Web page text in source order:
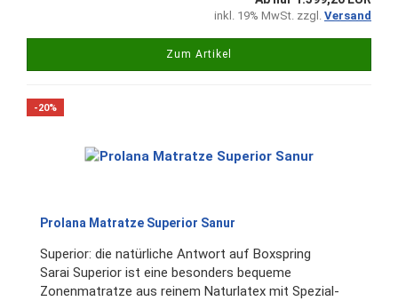
inkl. 19% MwSt. zzgl. Versand
Zum Artikel
-20%
Prolana Matratze Superior Sanur
Superior: die natürliche Antwort auf Boxspring
Sarai Superior ist eine besonders bequeme
Zonenmatratze aus reinem Naturlatex mit Spezial-